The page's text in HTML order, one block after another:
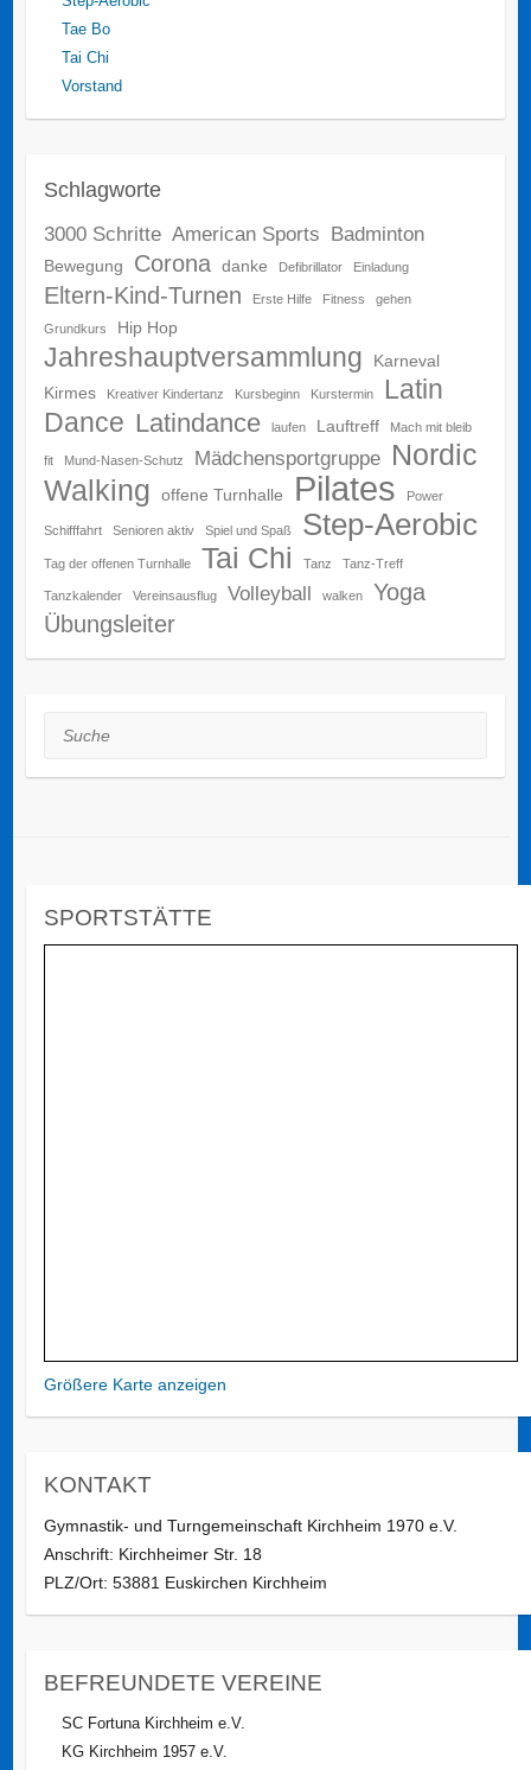
Tae Bo
Tai Chi
Vorstand
Schlagworte
3000 Schritte American Sports Badminton
Bewegung Corona danke Defibrillator Einladung
Eltern-Kind-Turnen Erste Hilfe Fitness gehen
Grundkurs Hip Hop
Jahreshauptversammlung
Karneval
Kirmes
Kreativer Kindertanz Kursbeginn Kurstermin
Latin
Dance Latindance laufen Lauftreff Mach mit bleib
fit Mund-Nasen-Schutz Mädchensportgruppe Nordic
Walking
offene Turnhalle Pilates Power
Schifffahrt Senioren aktiv Spiel und Spaß Step-Aerobic
Tag der offenen Turnhalle Tai Chi Tanz Tanz-Treff
Tanzkalender Vereinsausflug Volleyball walken
Yoga
Übungsleiter
Suche
SPORTSTÄTTE
Größere Karte anzeigen
KONTAKT
Gymnastik- und Turngemeinschaft Kirchheim 1970 e.V.
Anschrift: Kirchheimer Str. 18
PLZ/Ort: 53881 Euskirchen Kirchheim
BEFREUNDETE VEREINE
SC Fortuna Kirchheim e.V.
KG Kirchheim 1957 e.V.